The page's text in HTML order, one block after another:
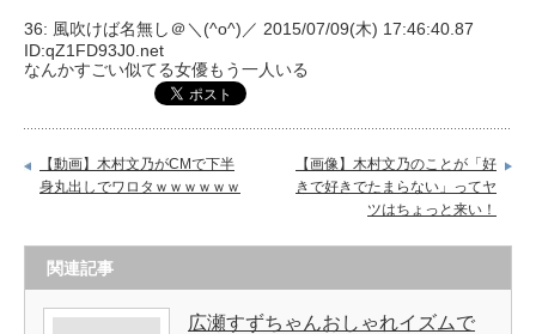
36: 風吹けば名無し＠＼(^o^)／ 2015/07/09(木) 17:46:40.87
ID:qZ1FD93J0.net
なんかすごい似てる女優もう一人いる
【動画】木村文乃がCMで下半
身丸出しでワロタｗｗｗｗｗｗ
【画像】木村文乃のことが「好
きで好きでたまらない」ってヤ
ツはちょっと来い！
関連記事
広瀬すずちゃんおしゃれイズムで